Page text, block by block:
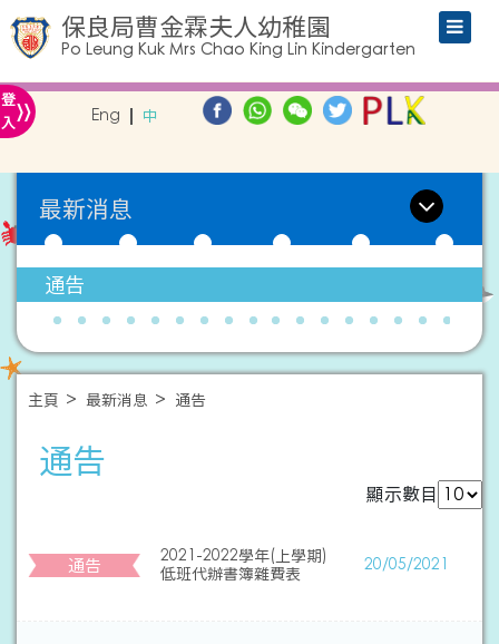
保良局曹金霖夫人幼稚園
Po Leung Kuk Mrs Chao King Lin Kindergarten
登
入» Eng 中
最新消息
通告
主頁 最新消息 通告
通告
顯示數目
通告
2021-2022學年(上學期)
低班代辦書簿雜費表
20/05/2021